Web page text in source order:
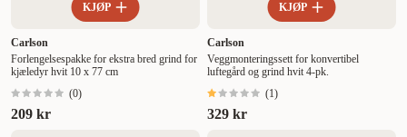
KJØP
Carlson
Forlengelsespakke for ekstra bred grind for
kjæledyr hvit 10 x 77 cm
(0)
209 kr
KJØP
Carlson
Veggmonteringssett for konvertibel
luftegård og grind hvit 4-pk.
(1)
329 kr